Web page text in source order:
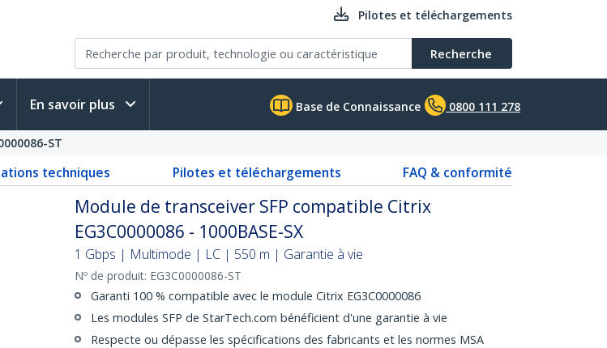
Pilotes et téléchargements
Recherche
En savoir plus Base de Connaissance 0800 111 278
ST
techniques Pilotes et téléchargements FAQ & conformité
Module de transceiver SFP compatible Citrix
EG3C0000086 - 1000BASE-SX
1 Gbps | Multimode | LC | 550 m | Garantie à vie
Nº de produit: EG3C0000086-ST
Garanti 100 % compatible avec le module Citrix EG3C0000086
Les modules SFP de StarTech.com bénéficient d'une garantie à vie
Respecte ou dépasse les spécifications des fabricants et les normes MSA